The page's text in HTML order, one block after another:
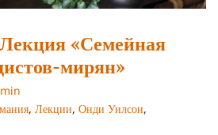
«Семейная
мирян»
, Лекции, Онди Уилсон,